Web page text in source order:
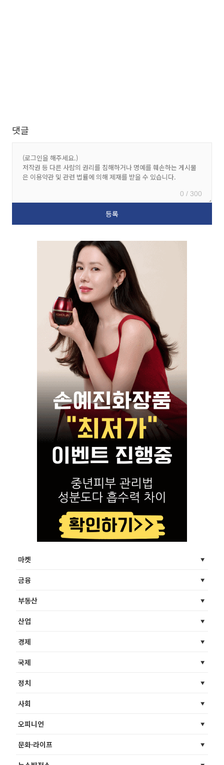
댓글
0 / 300
마켓
금융
부동산
산업
경제
국제
정치
사회
오피니언
문화·라이프